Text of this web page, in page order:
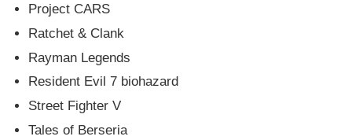
Project CARS
Ratchet & Clank
Rayman Legends
Resident Evil 7 biohazard
Street Fighter V
Tales of Berseria